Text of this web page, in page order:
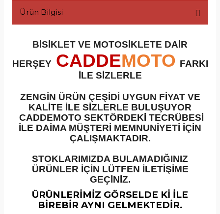
Ürün Bilgisi
BİSİKLET VE MOTOSİKLETE DAİR
HERŞEY CADDEMOTO FARKI
İLE SİZLERLE
ZENGİN ÜRÜN ÇEŞİDİ UYGUN FİYAT VE
KALİTE İLE SİZLERLE BULUŞUYOR
CADDEMOTO SEKTÖRDEKİ TECRÜBESİ
İLE DAİMA MÜŞTERİ MEMNUNİYETİ İÇİN
ÇALIŞMAKTADIR.
STOKLARIMIZDA BULAMADIĞINIZ
ÜRÜNLER İÇİN LÜTFEN İLETİŞİME
GEÇİNİZ.
ÜRÜNLERİMİZ GÖRSELDE Kİ İLE
BİREBİR AYNI GELMEKTEDİR.